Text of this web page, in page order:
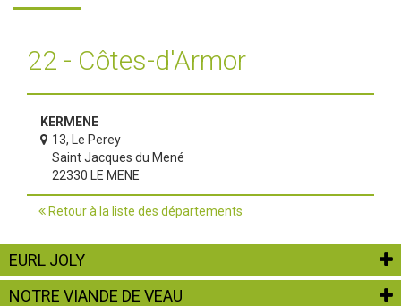
22 - Côtes-d'Armor
KERMENE
13, Le Perey
Saint Jacques du Mené
22330 LE MENE
Retour à la liste des départements
EURL JOLY
NOTRE VIANDE DE VEAU